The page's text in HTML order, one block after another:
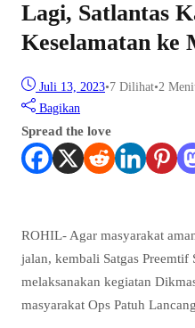
Lagi, Satlantas
Keselamatan ke
Juli 13, 2023•7 Dilihat•2
Bagikan
Spread the love
ROHIL- Agar masyarakat
jalan, kembali Satgas Preemtif
melaksanakan kegiatan
masyarakat Ops Patuh